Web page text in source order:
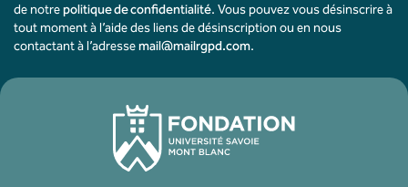
de notrepolitique de confidentialité. Vous pouvez vous désinscrire à
tout moment à l’aide des liens de désinscription ou en nous
contactant à l’adressemail@mailrgpd.com.